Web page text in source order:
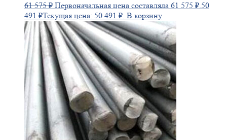
61 575₽ Первоначальная цена составляла 61 575 ₽.50
491 ₽Текущая цена: 50 491 ₽. В корзину